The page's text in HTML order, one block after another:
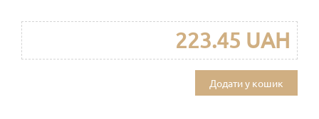
223.45 UAH
Додати у кошик